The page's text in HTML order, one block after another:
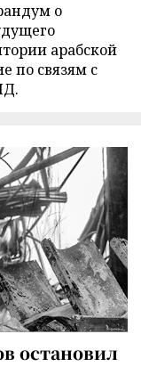
о
арабской
по связям с
остановил